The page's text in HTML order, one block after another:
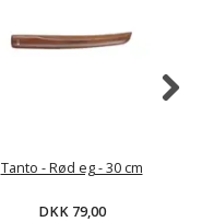
Tanto - Rød eg - 30 cm
DKK 79,00